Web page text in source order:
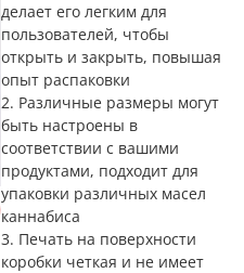
делает его легким для
пользователей, чтобы
открыть и закрыть, повышая
опыт распаковки
2. Различные размеры могут
быть настроены в
соответствии с вашими
продуктами, подходит для
упаковки различных масел
каннабиса
3. Печать на поверхности
коробки четкая и не имеет